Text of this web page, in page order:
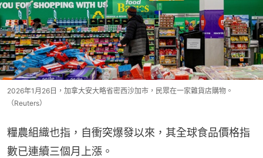
2026年1月26日，加拿大安大略省密西沙加市，民眾在一家雜貨店購物。
（Reuters）
糧農組織也指，自衝突爆發以來，其全球食品價格指
數已連續三個月上漲。